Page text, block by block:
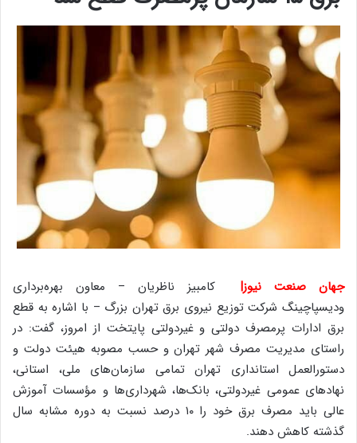
جهان صنعت نیوز|
کامبیز ناظریان – معاون بهره‌برداری
ودیسپاچینگ شرکت توزیع نیروی برق تهران بزرگ – با اشاره به قطع
برق ادارات پرمصرف دولتی و غیردولتی پایتخت از امروز، گفت: در
راستای مدیریت مصرف شهر تهران و حسب مصوبه هیئت دولت و
دستورالعمل استانداری تهران تمامی سازمان‌های ملی، استانی،
نهادهای عمومی غیردولتی، بانک‌ها، شهرداری‌ها و مؤسسات آموزش
عالی باید مصرف برق خود را ۱۰ درصد نسبت به دوره مشابه سال
گذشته کاهش دهند.